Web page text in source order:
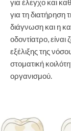
για έλεγχο και
για τη διατήρηση
διάγνωση και η
οδοντίατρο,
εξέλιξης της
στοματική
οργανισμού.